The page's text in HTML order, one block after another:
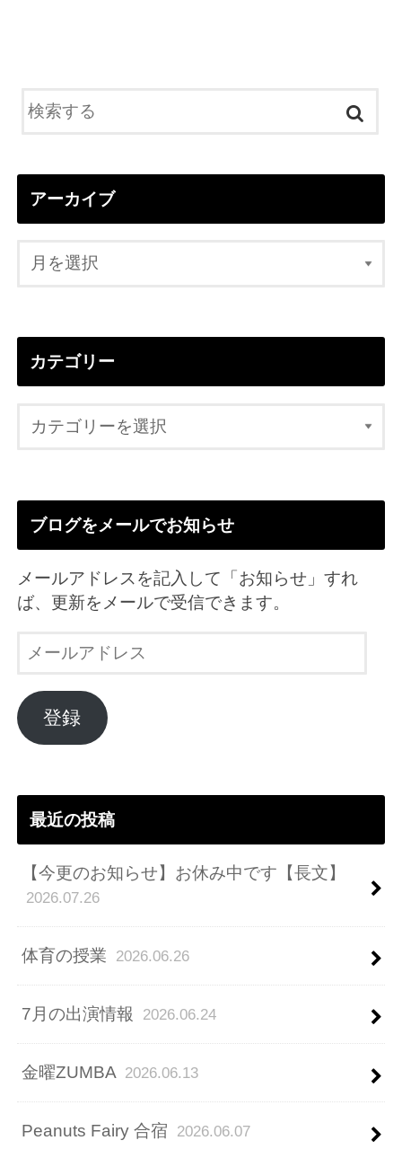
アーカイブ
カテゴリー
ブログをメールでお知らせ
メールアドレスを記入して「お知らせ」すれ
ば、更新をメールで受信できます。
ル
ア
ド
登録
最近の投稿
【今更のお知らせ】お休み中です【長文】
2026.07.26
体育の授業 2026.06.26
7月の出演情報 2026.06.24
金曜ZUMBA 2026.06.13
Peanuts Fairy 合宿 2026.06.07